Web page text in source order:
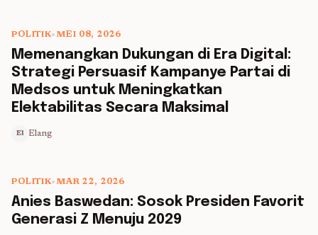
5 min read
POLITIK•MEI 08, 2026
Memenangkan Dukungan di Era Digital:
Strategi Persuasif Kampanye Partai di
Medsos untuk Meningkatkan
Elektabilitas Secara Maksimal
El Elang
5 min read
POLITIK•MAR 22, 2026
Anies Baswedan: Sosok Presiden Favorit
Generasi Z Menuju 2029